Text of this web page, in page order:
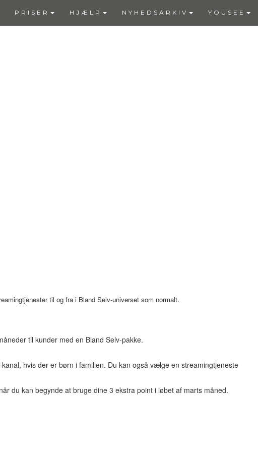
PRISER HJÆLP NYHEDSARKIV YOUSEE
til og fra i Bland Selv-universet som normalt.
til kunder med en Bland Selv-pakke.
hvis der er børn i familien. Du kan også vælge en streamingtjeneste
du kan begynde at bruge dine 3 ekstra point i løbet af marts måned.